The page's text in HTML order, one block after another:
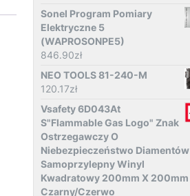
Sonel Program Pomiary
Elektryczne 5
(WAPROSONPE5)
846.90zł
NEO TOOLS 81-240-M
120.17zł
Vsafety 6D043At
S"Flammable Gas Logo" Znak
Ostrzegawczy O
Niebezpieczeństwo Diamentów
Samoprzylepny Winyl
Kwadratowy 200mm X 200mm
Czarny/Czerwo